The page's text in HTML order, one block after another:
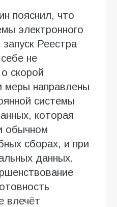
пояснил, что
электронного
запуск Реестра
не
скорой
меры направлены
системы
которая
обычном
сборах, и при
данных.
влечёт